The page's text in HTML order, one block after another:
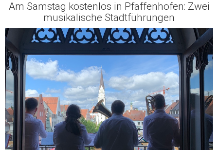
Am Samstag kostenlos in Pfaffenhofen: Zwei
musikalische Stadtführungen